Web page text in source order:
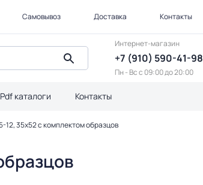
Самовывоз Доставка Контакты
Интернет-магазин
+7 (910) 590-41-98
Пн - Вс с 09:00 до 20:00
Pdf каталоги Контакты
12, 35x52 с комплектом образцов